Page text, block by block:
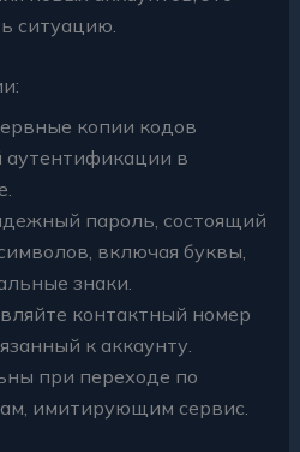
ситуацию.
копии кодов
аутентификации в
пароль, состоящий
включая буквы,
знаки.
контактный номер
к аккаунту.
при переходе по
имитирующим сервис.